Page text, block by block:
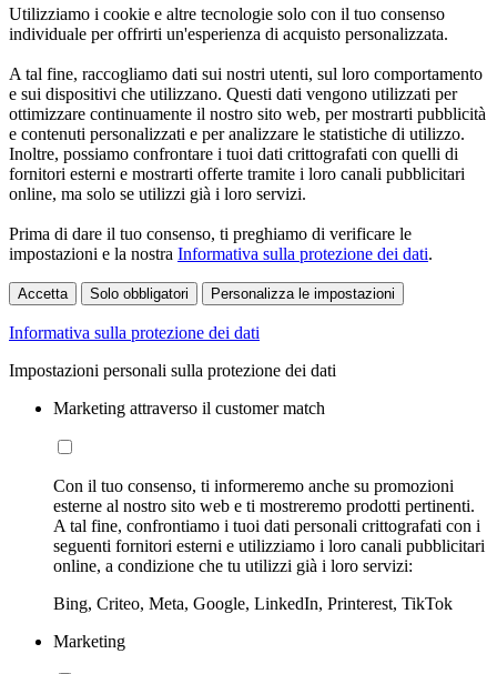
Utilizziamo i cookie e altre tecnologie solo con il tuo consenso
individuale per offrirti un'esperienza di acquisto personalizzata.
A tal fine, raccogliamo dati sui nostri utenti, sul loro comportamento
e sui dispositivi che utilizzano. Questi dati vengono utilizzati per
ottimizzare continuamente il nostro sito web, per mostrarti pubblicità
e contenuti personalizzati e per analizzare le statistiche di utilizzo.
Inoltre, possiamo confrontare i tuoi dati crittografati con quelli di
fornitori esterni e mostrarti offerte tramite i loro canali pubblicitari
online, ma solo se utilizzi già i loro servizi.
Prima di dare il tuo consenso, ti preghiamo di verificare le
impostazioni e la nostra Informativa sulla protezione dei dati.
Accetta Solo obbligatori Personalizza le impostazioni
Informativa sulla protezione dei dati
Impostazioni personali sulla protezione dei dati
Marketing attraverso il customer match
Con il tuo consenso, ti informeremo anche su promozioni
esterne al nostro sito web e ti mostreremo prodotti pertinenti.
A tal fine, confrontiamo i tuoi dati personali crittografati con i
seguenti fornitori esterni e utilizziamo i loro canali pubblicitari
online, a condizione che tu utilizzi già i loro servizi:
Bing, Criteo, Meta, Google, LinkedIn, Printerest, TikTok
Marketing